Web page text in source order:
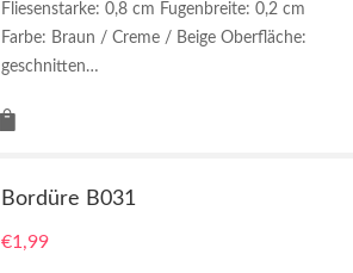
Fliesenstarke: 0,8 cm Fugenbreite: 0,2 cm
Farbe: Braun / Creme / Beige Oberfläche:
geschnitten…
Bordüre B031
€1,99